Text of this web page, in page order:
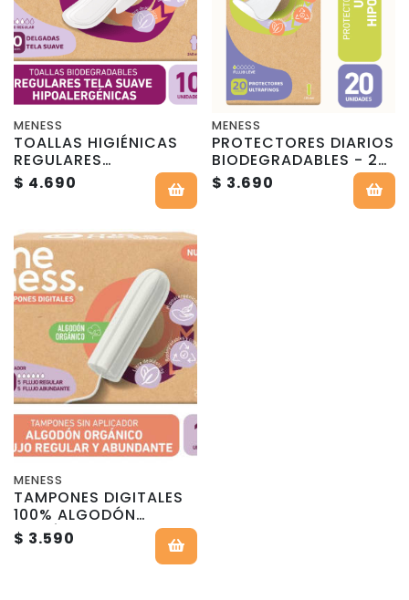
MENESS
TOALLAS HIGIÉNICAS
REGULARES
BIODEGRADABLES - 10
Un - MeNess Concept
$ 4.690
MENESS
PROTECTORES DIARIOS
BIODEGRADABLES - 20
Un - MeNess Concept
$ 3.690
MENESS
TAMPONES DIGITALES
100% ALGODÓN
ORGÁNICO -
BIODEGRADABLES - 11
$ 3.590